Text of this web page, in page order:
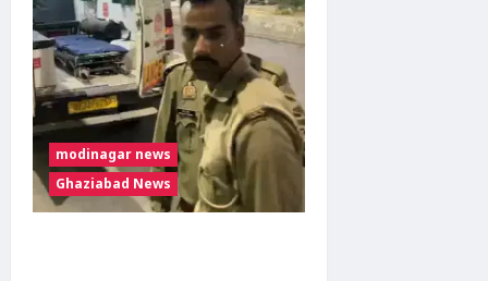
भाव
आज
29
जून:
24
कैरेट
सोना
हुआ
सस्ता,
चांदी
में
भी
गिरावट
modinagar news
Ghaziabad News